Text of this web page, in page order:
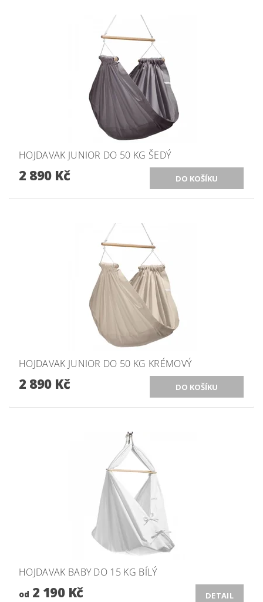
HOJDAVAK JUNIOR DO 50 KG ŠEDÝ
2 890 Kč
HOJDAVAK JUNIOR DO 50 KG KRÉMOVÝ
2 890 Kč
HOJDAVAK BABY DO 15 KG BÍLÝ
od 2 190 Kč DETAIL